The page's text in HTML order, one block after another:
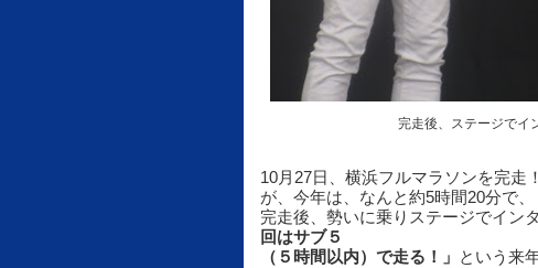
完走後、ステージでイ
10月27日、横浜フルマラソンを完走
が、今年は、なんと約5時間20分で、
完走後、勢いに乗りステージでイン
回はサブ５
（５時間以内）で走る！」 という来